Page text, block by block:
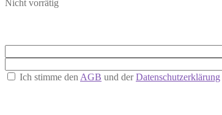
Nicht vorrätig
Ich stimme den AGB und derDatenschutzerklärung